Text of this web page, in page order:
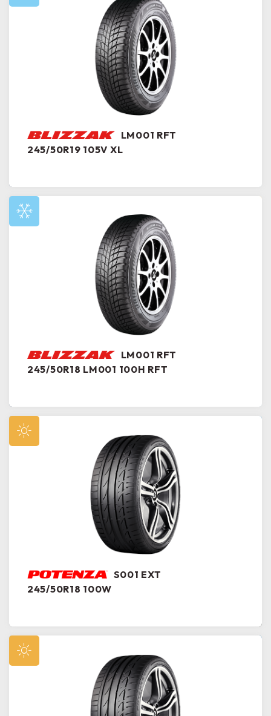
LM001 RFT
245/50R19 105V XL
LM001 RFT
245/50R18 LM001 100H RFT
S001 EXT
245/50R18 100W